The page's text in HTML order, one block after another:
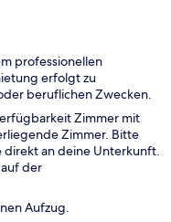
professionellen
erfolgt zu
beruflichen Zwecken.
Zimmer mit
Zimmer. Bitte
an deine Unterkunft.
der
Aufzug.